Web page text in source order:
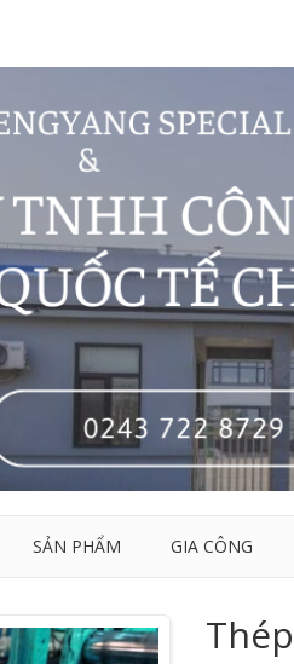
SẢN PHẨM GIA CÔNG